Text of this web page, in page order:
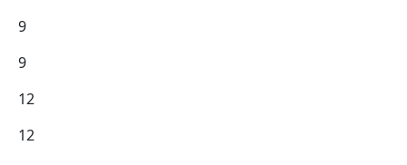
9
9
12
12